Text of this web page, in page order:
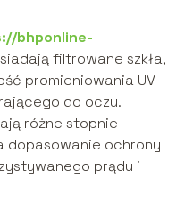
bhponline-
filtrowane szkła,
promieniowania UV
do oczu.
różne stopnie
dopasowanie ochrony
prądu i